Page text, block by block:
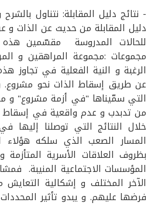
- نتائج دليل المقابلة: نتناول
دليل المقابلة من حديث عن الذات
للحالات المدروسة مقسّمين هذه
مجموعات :مجموعة المراهقين و
الرغبة و النية الفعلية في تجاوز
عن طريق إسقاط الذات نحو مشروع. و
التي سمّيناها "في أزمة مشروع" و
من تدبدب و عدم واقعية في إسقاط
خلال النتائج التي توصلنا إليها
المسار الصعب الذي سلكه هؤلاء
بظروف العلاقات الأسرية المتأزمة
المؤسسات الاجتماعية المنيبة.
الآخر المختلف و إشكالية التعايش
فرضها عليهم. و يبدو تأثير